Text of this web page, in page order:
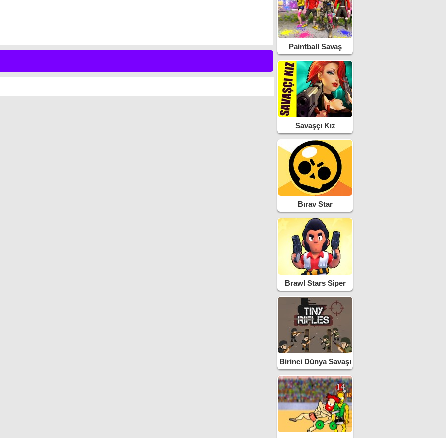
Paintball Savaş
Savaşçı Kız
Bırav Star
Brawl Stars Siper
Savaşı
Birinci Dünya Savaşı